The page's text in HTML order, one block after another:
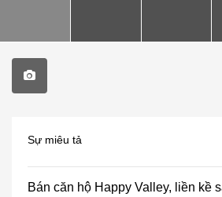
Sự miêu tả
Bán căn hộ Happy Valley, liền kề